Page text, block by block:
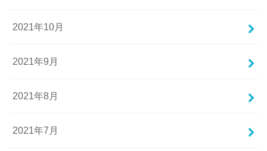
2021年10月
2021年9月
2021年8月
2021年7月